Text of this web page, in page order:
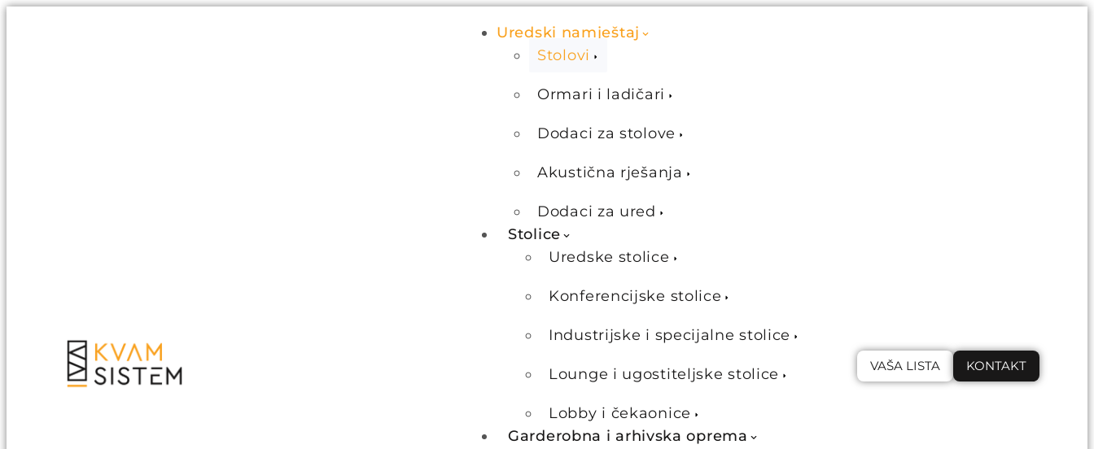
Uredski namještaj
Stolovi
Ormari i ladičari
Dodaci za stolove
Akustična rješanja
Dodaci za ured
Stolice
Uredske stolice
Konferencijske stolice
Industrijske i specijalne stolice
Lounge i ugostiteljske stolice
Lobby i čekaonice
Garderobna i arhivska oprema
VAŠA LISTA KONTAKT